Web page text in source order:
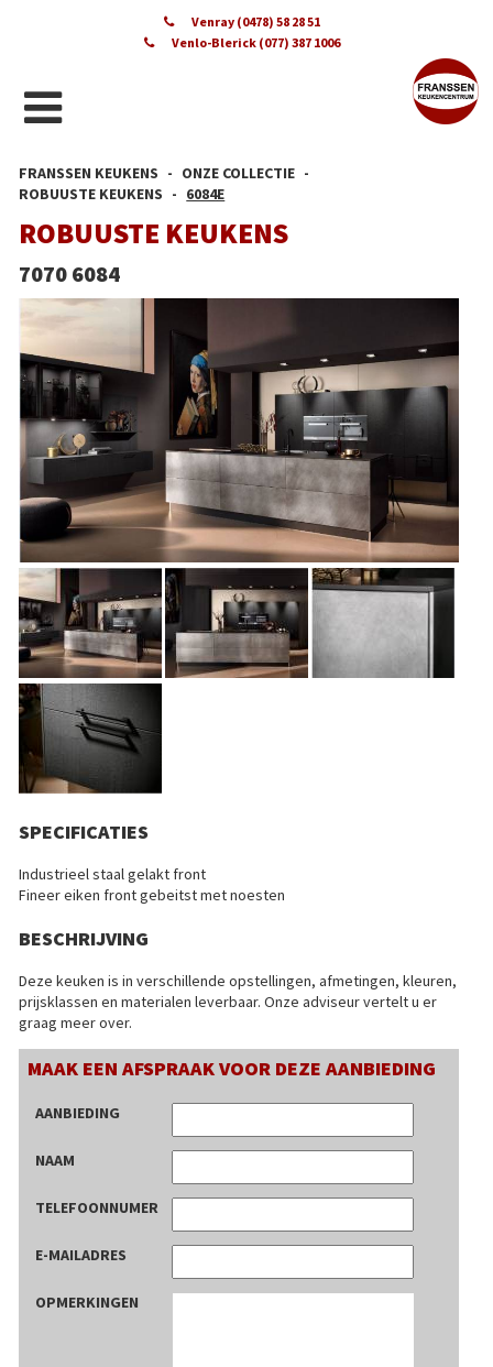
Venray (0478) 58 28 51
Venlo-Blerick (077) 387 1006
FRANSSEN KEUKENS
ONZE COLLECTIE
ROBUUSTE KEUKENS
6084E
ROBUUSTE KEUKENS
7070 6084
SPECIFICATIES
Industrieel staal gelakt front
Fineer eiken front gebeitst met noesten
BESCHRIJVING
Deze keuken is in verschillende opstellingen, afmetingen, kleuren,
prijsklassen en materialen leverbaar. Onze adviseur vertelt u er
graag meer over.
MAAK EEN AFSPRAAK VOOR DEZE AANBIEDING
AANBIEDING
NAAM
TELEFOONNUMER
E-MAILADRES
OPMERKINGEN